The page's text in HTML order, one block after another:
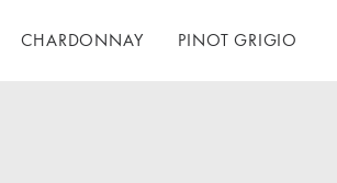
CHARDONNAY PINOT GRIGIO